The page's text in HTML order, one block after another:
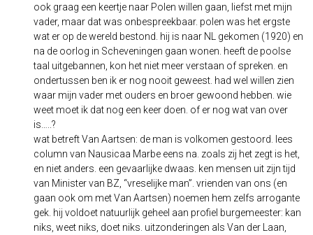
ook graag een keertje naar Polen willen gaan, liefst met mijn
vader, maar dat was onbespreekbaar. polen was het ergste
wat er op de wereld bestond. hij is naar NL gekomen (1920) en
na de oorlog in Scheveningen gaan wonen. heeft de poolse
taal uitgebannen, kon het niet meer verstaan of spreken. en
ondertussen ben ik er nog nooit geweest. had wel willen zien
waar mijn vader met ouders en broer gewoond hebben. wie
weet moet ik dat nog een keer doen. of er nog wat van over
is…..?
wat betreft Van Aartsen: de man is volkomen gestoord. lees
column van Nausicaa Marbe eens na. zoals zij het zegt is het,
en niet anders. een gevaarlijke dwaas. ken mensen uit zijn tijd
van Minister van BZ, “vreselijke man”. vrienden van ons (en
gaan ook om met Van Aartsen) noemen hem zelfs arrogante
gek. hij voldoet natuurlijk geheel aan profiel burgemeester: kan
niks, weet niks, doet niks. uitzonderingen als Van der Laan,